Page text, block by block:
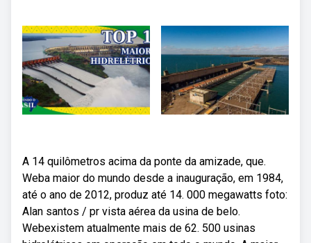
A 14 quilômetros acima da ponte da amizade, que.
Weba maior do mundo desde a inauguração, em 1984,
até o ano de 2012, produz até 14. 000 megawatts foto:
Alan santos / pr vista aérea da usina de belo.
Webexistem atualmente mais de 62. 500 usinas